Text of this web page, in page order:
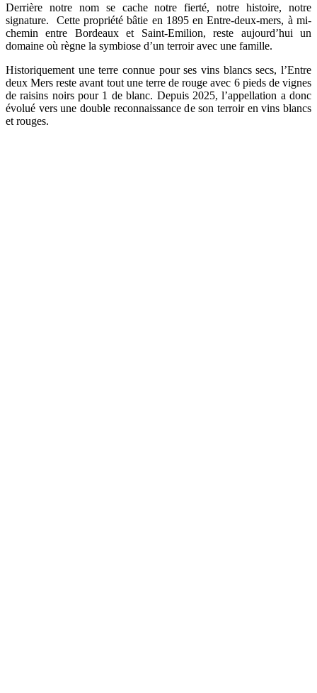
Derrière notre nom se cache notre fierté, notre histoire, notre
signature. Cette propriété bâtie en 1895 en Entre-deux-mers, à mi-
chemin entre Bordeaux et Saint-Emilion, reste aujourd’hui un
domaine où règne la symbiose d’un terroir avec une famille.
Historiquement une terre connue pour ses vins blancs secs, l’Entre
deux Mers reste avant tout une terre de rouge avec 6 pieds de vignes
de raisins noirs pour 1 de blanc. Depuis 2025, l’appellation a donc
évolué vers une double reconnaissance de son terroir en vins blancs
et rouges.